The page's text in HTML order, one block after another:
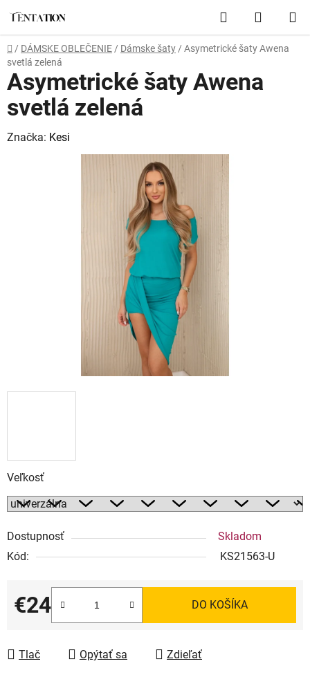
obsah
Hľadať
KOŠÍK
Domov
/ DÁMSKE OBLEČENIE / Dámske šaty / Asymetrické šaty Awena
svetlá zelená
Veľkosť
Dostupnosť
Skladom
Kód:
KS21563-U
€24
Jednotková cena:
DO KOŠÍKA
Tlač Opýtať sa Zdieľať
Asymetrické šaty Awena
svetlá zelená
Značka: Kesi